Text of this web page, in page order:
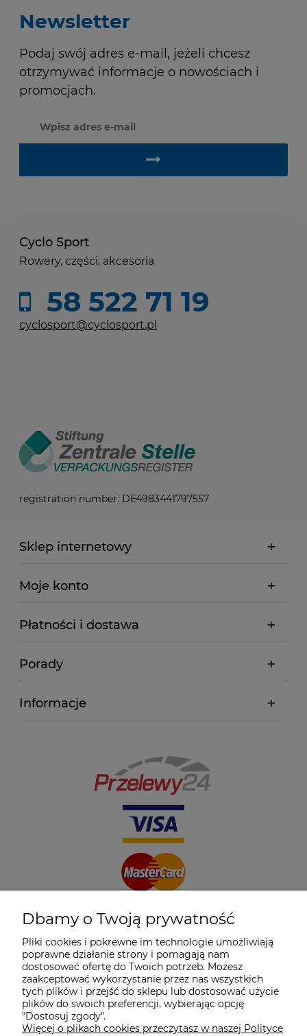
Newsletter
Podaj swój adres e-mail, jeżeli chcesz
otrzymywać informacje o nowościach i
promocjach.
Cyclo Sport
Rowery, części, akcesoria
58 522 71 19
cyclosport@cyclosport.pl
registration number: DE4983441797557
Sklep internetowy
Moje konto
Płatności i dostawa
Porady
Informacje
Dbamy o Twoją prywatność
Pliki cookies i pokrewne im technologie umożliwiają
poprawne działanie strony i pomagają nam
dostosować ofertę do Twoich potrzeb. Możesz
zaakceptować wykorzystanie przez nas wszystkich
tych plików i przejść do sklepu lub dostosować użycie
plików do swoich preferencji, wybierając opcję
"Dostosuj zgody".
Więcej o plikach cookies przeczytasz w naszej Polityce